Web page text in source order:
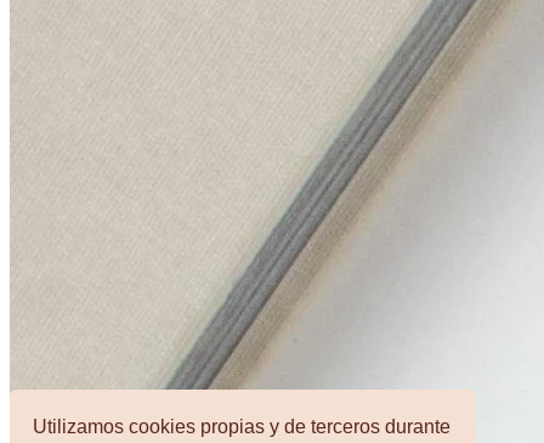
Utilizamos cookies propias y de terceros durante